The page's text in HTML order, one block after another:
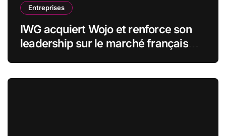
Entreprises
IWG acquiert Wojo et renforce son
leadership sur le marché français